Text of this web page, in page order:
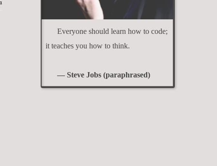
Everyone should learn how to code;
it teaches you how to think.
— Steve Jobs (paraphrased)